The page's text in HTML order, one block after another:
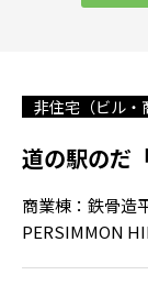
非住宅（ビル・
道の駅のだ
商業棟：鉄骨
PERSIMMON